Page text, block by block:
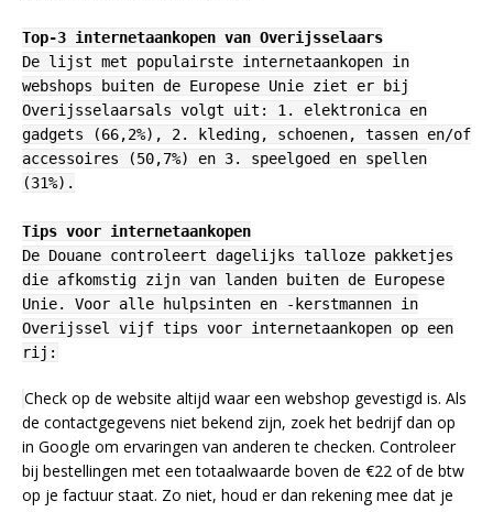
Top-3 internetaankopen van Overijsselaars
De lijst met populairste internetaankopen in
webshops buiten de Europese Unie ziet er bij
Overijsselaarsals volgt uit: 1. elektronica en
gadgets (66,2%), 2. kleding, schoenen, tassen en/of
accessoires (50,7%) en 3. speelgoed en spellen
(31%).
Tips voor internetaankopen
De Douane controleert dagelijks talloze pakketjes
die afkomstig zijn van landen buiten de Europese
Unie. Voor alle hulpsinten en -kerstmannen in
Overijssel vijf tips voor internetaankopen op een
rij:
Check op de website altijd waar een webshop gevestigd is. Als
de contactgegevens niet bekend zijn, zoek het bedrijf dan op
in Google om ervaringen van anderen te checken. Controleer
bij bestellingen met een totaalwaarde boven de €22 of de btw
op je factuur staat. Zo niet, houd er dan rekening mee dat je